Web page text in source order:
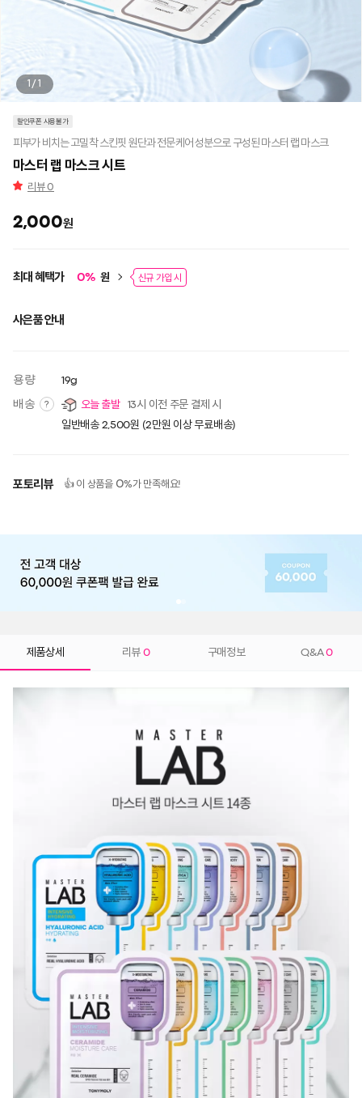
1/1
할인쿠폰 사용불가
피부가 비치는 고밀착 스킨핏 원단과 전문케어 성분으로 구성된 마스터 랩 마스크
마스터 랩 마스크 시트
리뷰0
2,000원
최대 혜택가 0% 원 신규 가입 시
사은품 안내
용량 19g
배송 ? 오늘 출발 13시 이전 주문 결제 시
일반배송 2,500원 (2만원 이상 무료배송)
포토리뷰 👍 이 상품을 0%가 만족해요!
제품상세 리뷰 0 구매정보 Q&A0